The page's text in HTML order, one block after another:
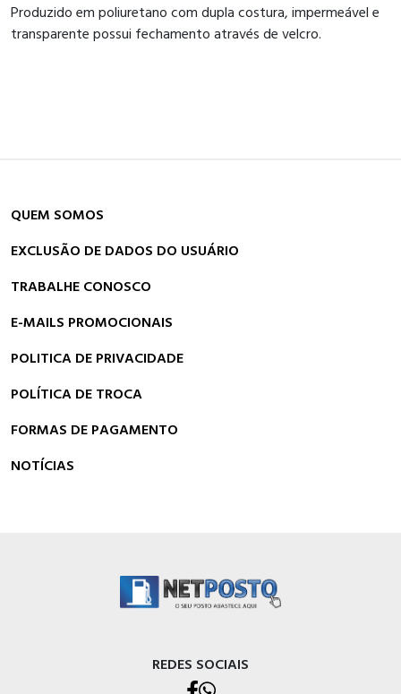
Produzido em poliuretano com dupla costura, impermeável e
transparente possui fechamento através de velcro.
QUEM SOMOS
EXCLUSÃO DE DADOS DO USUÁRIO
TRABALHE CONOSCO
E-MAILS PROMOCIONAIS
POLITICA DE PRIVACIDADE
POLÍTICA DE TROCA
FORMAS DE PAGAMENTO
NOTÍCIAS
REDES SOCIAIS